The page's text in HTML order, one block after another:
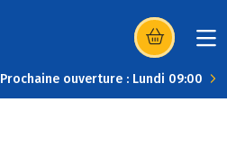
(s’ouvre dans
Prochaine ouverture : Lundi 09:00